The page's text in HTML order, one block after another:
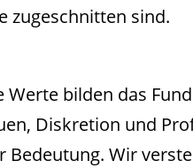
zugeschnitten sind.
Werte bilden das
Diskretion und
Bedeutung. Wir